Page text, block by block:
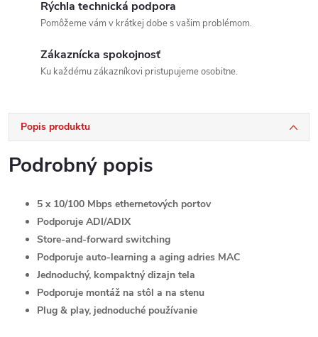
Rýchla technická podpora
Pomôžeme vám v krátkej dobe s vašim problémom.
Zákaznícka spokojnosť
Ku každému zákazníkovi pristupujeme osobitne.
Popis produktu
Podrobný popis
5 x 10/100 Mbps ethernetových portov
Podporuje ADI/ADIX
Store-and-forward switching
Podporuje auto-learning a aging adries MAC
Jednoduchý, kompaktný dizajn tela
Podporuje montáž na stôl a na stenu
Plug & play, jednoduché používanie